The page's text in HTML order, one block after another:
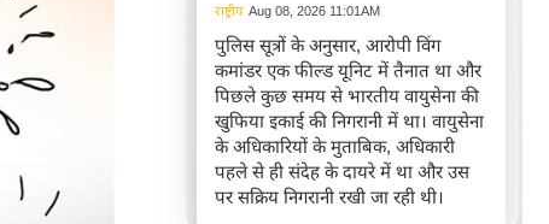
राष्ट्रीय Aug 08, 2026 11:01AM
पुलिस सूत्रों के अनुसार, आरोपी विंग
कमांडर एक फील्ड यूनिट में तैनात था और
पिछले कुछ समय से भारतीय वायुसेना की
खुफिया इकाई की निगरानी में था। वायुसेना
के अधिकारियों के मुताबिक, अधिकारी
पहले से ही संदेह के दायरे में था और उस
पर सक्रिय निगरानी रखी जा रही थी।